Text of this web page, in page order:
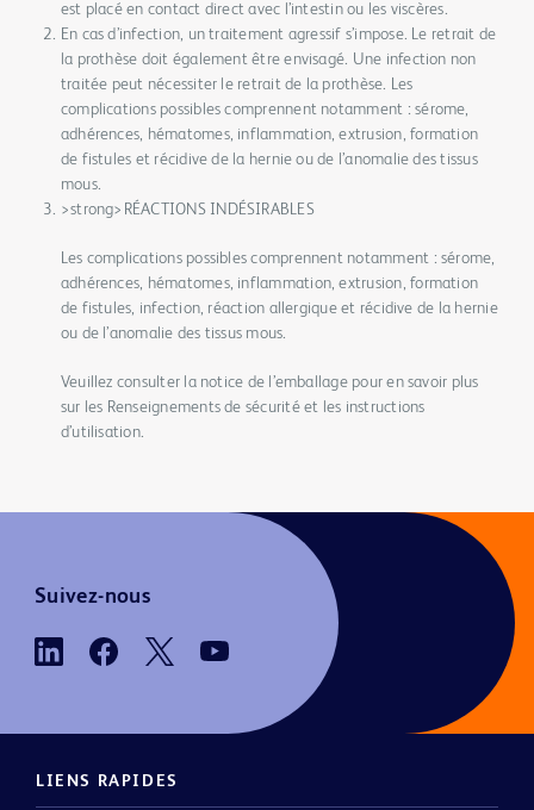
est placé en contact direct avec l’intestin ou les viscères.
En cas d’infection, un traitement agressif s’impose. Le retrait de
la prothèse doit également être envisagé. Une infection non
traitée peut nécessiter le retrait de la prothèse. Les
complications possibles comprennent notamment : sérome,
adhérences, hématomes, inflammation, extrusion, formation
de fistules et récidive de la hernie ou de l’anomalie des tissus
mous.
>strong>RÉACTIONS INDÉSIRABLES
Les complications possibles comprennent notamment : sérome,
adhérences, hématomes, inflammation, extrusion, formation
de fistules, infection, réaction allergique et récidive de la hernie
ou de l’anomalie des tissus mous.
Veuillez consulter la notice de l’emballage pour en savoir plus
sur les Renseignements de sécurité et les instructions
d’utilisation.
Suivez-nous
LIENS RAPIDES